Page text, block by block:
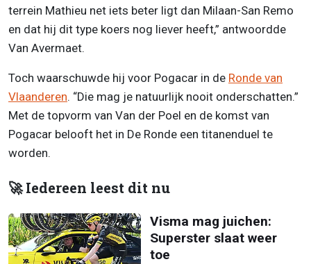
terrein Mathieu net iets beter ligt dan Milaan-San Remo
en dat hij dit type koers nog liever heeft,” antwoordde
Van Avermaet.
Toch waarschuwde hij voor Pogacar in de Ronde van
Vlaanderen. “Die mag je natuurlijk nooit onderschatten.”
Met de topvorm van Van der Poel en de komst van
Pogacar belooft het in De Ronde een titanenduel te
worden.
🚀 Iedereen leest dit nu
Visma mag juichen:
Superster slaat weer
toe